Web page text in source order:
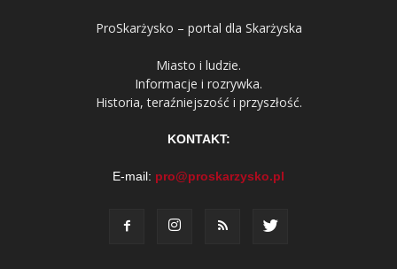
ProSkarżysko – portal dla Skarżyska
Miasto i ludzie.
Informacje i rozrywka.
Historia, teraźniejszość i przyszłość.
KONTAKT:
E-mail: pro@proskarzysko.pl